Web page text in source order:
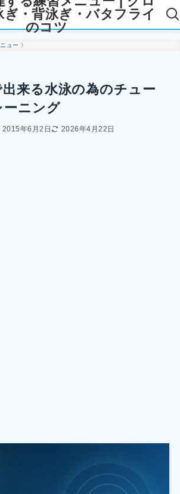
ぎ・背泳ぎ・バタフライ
のコツ
ュー
出来る水泳の為のチュー
ーニング
2015年6月2日 2026年4月22日